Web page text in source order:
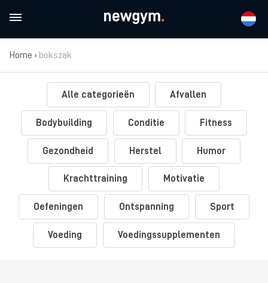
Home › bokszak
Alle categorieën Afvallen
Bodybuilding Conditie Fitness
Gezondheid Herstel Humor
Krachttraining Motivatie
Oefeningen Ontspanning Sport
Voeding Voedingssupplementen